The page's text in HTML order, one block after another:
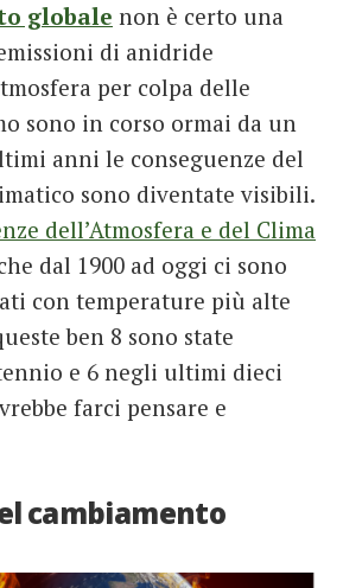
globale non è certo una
di anidride
per colpa delle
sono in corso ormai da un
anni le conseguenze del
sono diventate visibili.
dell’Atmosfera e del Clima
dal 1900 ad oggi ci sono
con temperature più alte
ben 8 sono state
e 6 negli ultimi dieci
farci pensare e
cambiamento